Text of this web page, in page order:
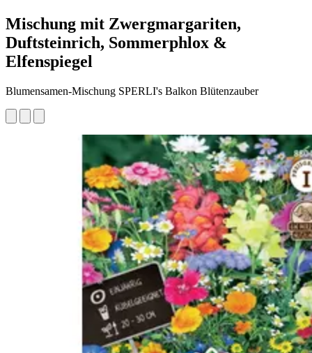
Mischung mit Zwergmargariten,
Duftsteinrich, Sommerphlox &
Elfenspiegel
Blumensamen-Mischung SPERLI's Balkon Blütenzauber